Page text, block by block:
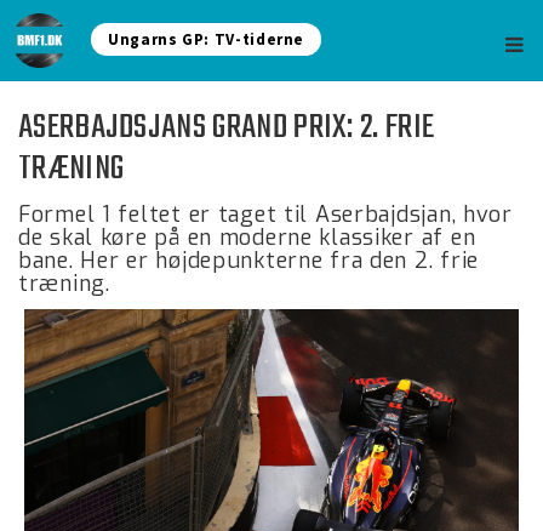
Ungarns GP: TV-tiderne
ASERBAJDSJANS GRAND PRIX: 2. FRIE
TRÆNING
Formel 1 feltet er taget til Aserbajdsjan, hvor
de skal køre på en moderne klassiker af en
bane. Her er højdepunkterne fra den 2. frie
træning.